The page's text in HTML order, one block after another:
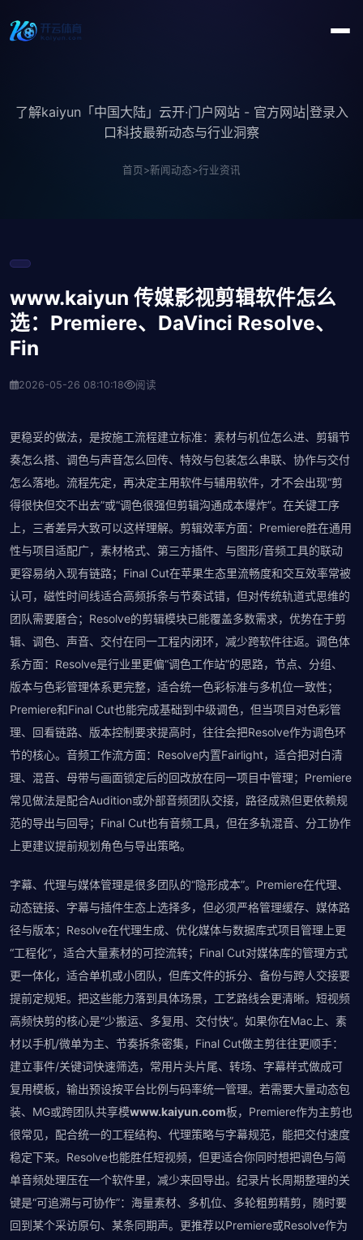
了解kaiyun「中国大陆」云开·门户网站 - 官方网站|登录入
口科技最新动态与行业洞察
首页>新闻动态>行业资讯
www.kaiyun 传媒影视剪辑软件怎么
选：Premiere、DaVinci Resolve、
Fin
2026-05-26 08:10:18 阅读
更稳妥的做法，是按施工流程建立标准：素材与机位怎么进、剪辑节
奏怎么搭、调色与声音怎么回传、特效与包装怎么串联、协作与交付
怎么落地。流程先定，再决定主用软件与辅用软件，才不会出现“剪
得很快但交不出去”或“调色很强但剪辑沟通成本爆炸”。在关键工序
上，三者差异大致可以这样理解。剪辑效率方面：Premiere胜在通用
性与项目适配广，素材格式、第三方插件、与图形/音频工具的联动
更容易纳入现有链路；Final Cut在苹果生态里流畅度和交互效率常被
认可，磁性时间线适合高频拆条与节奏试错，但对传统轨道式思维的
团队需要磨合；Resolve的剪辑模块已能覆盖多数需求，优势在于剪
辑、调色、声音、交付在同一工程内闭环，减少跨软件往返。调色体
系方面：Resolve是行业里更偏“调色工作站”的思路，节点、分组、
版本与色彩管理体系更完整，适合统一色彩标准与多机位一致性；
Premiere和Final Cut也能完成基础到中级调色，但当项目对色彩管
理、回看链路、版本控制要求提高时，往往会把Resolve作为调色环
节的核心。音频工作流方面：Resolve内置Fairlight，适合把对白清
理、混音、母带与画面锁定后的回改放在同一项目中管理；Premiere
常见做法是配合Audition或外部音频团队交接，路径成熟但更依赖规
范的导出与回导；Final Cut也有音频工具，但在多轨混音、分工协作
上更建议提前规划角色与导出策略。
字幕、代理与媒体管理是很多团队的“隐形成本”。Premiere在代理、
动态链接、字幕与插件生态上选择多，但必须严格管理缓存、媒体路
径与版本；Resolve在代理生成、优化媒体与数据库式项目管理上更
“工程化”，适合大量素材的可控流转；Final Cut对媒体库的管理方式
更一体化，适合单机或小团队，但库文件的拆分、备份与跨人交接要
提前定规矩。把这些能力落到具体场景，工艺路线会更清晰。短视频
高频快剪的核心是“少搬运、多复用、交付快”。如果你在Mac上、素
材以手机/微单为主、节奏拆条密集，Final Cut做主剪往往更顺手：
建立事件/关键词快速筛选，常用片头片尾、转场、字幕样式做成可
复用模板，输出预设按平台比例与码率统一管理。若需要大量动态包
装、MG或跨团队共享模www.kaiyun.com板，Premiere作为主剪也
很常见，配合统一的工程结构、代理策略与字幕规范，能把交付速度
稳定下来。Resolve也能胜任短视频，但更适合你同时想把调色与简
单音频处理压在一个软件里，减少来回导出。纪录片长周期整理的关
键是“可追溯与可协作”：海量素材、多机位、多轮粗剪精剪，随时要
回到某个采访原句、某条同期声。更推荐以Premiere或Resolve作为